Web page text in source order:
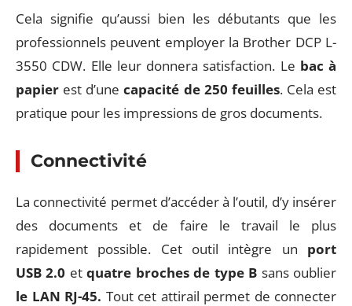
Cela signifie qu’aussi bien les débutants que les
professionnels peuvent employer la Brother DCP L-
3550 CDW. Elle leur donnera satisfaction. Le bac à
papier est d’unecapacité de 250 feuilles. Cela est
pratique pour les impressions de gros documents.
Connectivité
La connectivité permet d’accéder à l’outil, d’y insérer
des documents et de faire le travail le plus
rapidement possible. Cet outil intègre un port
USB 2.0 etquatre broches de type B sans oublier
le LAN RJ-45. Tout cet attirail permet de connecter